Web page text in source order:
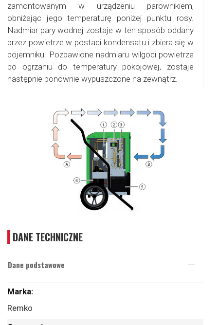
zamontowanym w urządzeniu parownikiem,
obniżając jego temperaturę poniżej punktu rosy.
Nadmiar pary wodnej zostaje w ten sposób oddany
przez powietrze w postaci kondensatu i zbiera się w
pojemniku. Pozbawione nadmiaru wilgoci powietrze
po ogrzaniu do temperatury pokojowej, zostaje
następnie ponownie wypuszczone na zewnątrz.
DANE TECHNICZNE
Dane podstawowe
Więcej
Remko